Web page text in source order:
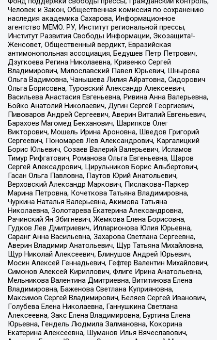
Человек и Закон, Общественная комиссия по сохранению
наследия академика Сахарова, Информационное
агентство МЕМО. РУ, Институт региональной прессы,
Институт Развития Свободы Информации, Экозащита!-
Женсовет, Общественный вердикт, Евразийская
антимонопольная ассоциация, Бедушев Петр Петрович,
Дзугкоева Регина Николаевна, Кривенко Сергей
Владимирович, Милославский Павел Юрьевич, Шнырова
Ольга Вадимовна, Чанышева Лилия Айратовна, Сидорович
Ольга Борисовна, Туровский Александр Алексеевич,
Васильева Анастасия Евгеньевна, Ривина Анна Валерьевна,
Бойко Анатолий Николаевич, Дугин Сергей Георгиевич,
Пивоваров Андрей Сергеевич, Аверин Виталий Евгеньевич,
Барахоев Магомед Бекханович, Шарипков Олег
Викторович, Мошель Ирина Ароновна, Шведов Григорий
Сергеевич, Пономарев Лев Александрович, Каргалицкий
Борис Юльевич, Созаев Валерий Валерьевич, Исламов
Тимур Рифгатович, Романова Ольга Евгеньевна, Щаров
Сергей Алексадрович, Цирульников Борис Альбертович,
Гасан Ольга Павловна, Паутов Юрий Анатольевич,
Верховский Александр Маркович, Пислакова-Паркер
Марина Петровна, Кочеткова Татьяна Владимировна,
Чуркина Наталья Валерьевна, Акимова Татьяна
Николаевна, Золотарева Екатерина Александровна,
Рачинский Ян Збигневич, Жемкова Елена Борисовна,
Гудков Лев Дмитриевич, Илларионова Юлия Юрьевна,
Саранг Анна Васильевна, Захарова Светлана Сергеевна,
Аверин Владимир Анатольевич, Щур Татьяна Михайловна,
Щур Николай Алексеевич, Блинушов Андрей Юрьевич,
Мосин Алексей Геннадьевич, Гефтер Валентин Михайлович,
Симонов Алексей Кириллович, Флиге Ирина Анатольевна,
Мельникова Валентина Дмитриевна, Вититинова Елена
Владимировна, Баженова Светлана Куприяновна,
Максимов Сергей Владимирович, Беляев Сергей Иванович,
Голубева Елена Николаевна, Ганнушкина Светлана
Алексеевна, Закс Елена Владимировна, Буртина Елена
Юрьевна, Гендель Людмила Залмановна, Кокорина
Екатерина Алексеевна, Шуманов Илья Вячеславович,